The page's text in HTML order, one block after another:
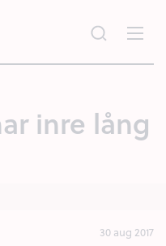
inre lång
30 aug 2017